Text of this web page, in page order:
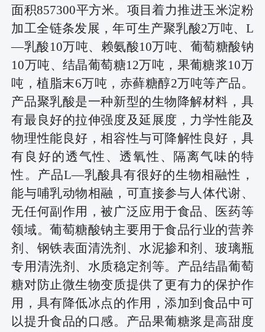
面积857300平方米。项目着力推进玉米淀粉
加工全链条发展，年可生产聚乳酸2万吨、L
—乳酸10万吨、赖氨酸10万吨、葡萄糖酸钠
10万吨、结晶葡萄糖12万吨，果葡糖浆10万
吨，植脂末6万吨，赤藓糖醇2万吨等产品。
产品聚乳酸是一种新型的生物降解材料，具
有最良好的拉伸强度及延展度，力学性能及
物理性能良好，相容性与可降解性良好，具
有良好的透气性、透氧性、隔离气味的特
性。产品L—乳酸具有很好的生物相融性，
能与哺乳动物相融，可直接参与人体代谢、
无任何副作用，被广泛应用于食品、医药等
领域。葡萄糖酸钠主要用于食品行业的营养
剂、钢铁表面清洗剂、水泥掺和剂、玻璃瓶
专用清洗剂、水质稳定剂等。产品结晶葡萄
糖对防止微生物变质提供了更有力的保护作
用，具有降低冰点的作用，添加到食品中可
以提升食品的口感。产品果葡糖浆是高甜度